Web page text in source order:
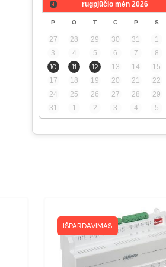
rugpjūčio mėn 2026
P O T C P S
27 28 29 30 31 1
3
4 5 6 7 8
10
11 12 13 14 15
17
18 19 20 21 22
24
25 26 27 28 29
31
1 2 3 4 5
IŠPARDAVIMAS